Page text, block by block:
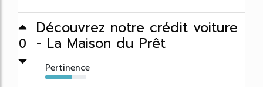
0
Découvrez notre crédit voiture
- La Maison du Prêt
Pertinence
64%